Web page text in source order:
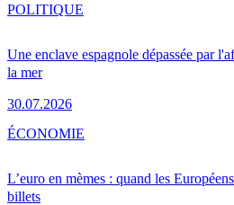
Une enclave espagnole dépassée par
la mer
30.07.2026
POLITIQUE
L’euro en mèmes : quand les
billets
ÉCONOMIE